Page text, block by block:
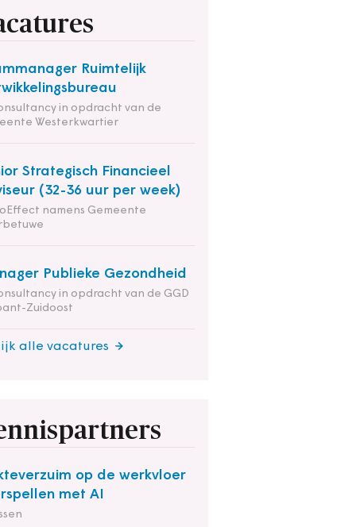
Ruimtelijk
in opdracht van de
Westerkwartier
Strategisch Financieel
(32-36 uur per week)
namens Gemeente
Publieke Gezondheid
in opdracht van de GGD
Zuidoost
alle vacatures
op de werkvloer
met AI